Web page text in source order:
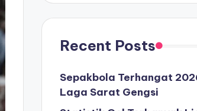
Recent Posts
Sepakbola Terhangat
Laga Sarat Gengsi